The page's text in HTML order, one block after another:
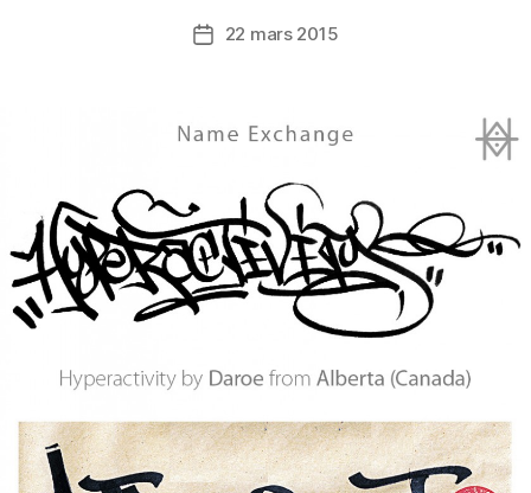
Date22 mars 2015